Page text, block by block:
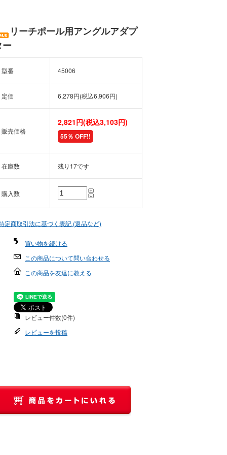
リーチポール用アングルアダプ
ー
型番 45006
定価 6,278円(税込6,906円)
販売価格
2,821円(税込3,103円)
55％ OFF!!
在庫数 残り17です
購入数
定商取引法に基づく表記 (返品など)
買い物を続ける
この商品について問い合わせる
この商品を友達に教える
レビュー件数(0件)
レビューを投稿